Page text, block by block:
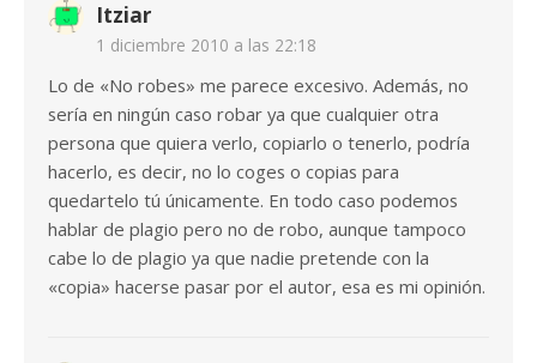
Itziar
1 diciembre 2010 a las 22:18
Lo de «No robes» me parece excesivo. Además, no
sería en ningún caso robar ya que cualquier otra
persona que quiera verlo, copiarlo o tenerlo, podría
hacerlo, es decir, no lo coges o copias para
quedartelo tú únicamente. En todo caso podemos
hablar de plagio pero no de robo, aunque tampoco
cabe lo de plagio ya que nadie pretende con la
«copia» hacerse pasar por el autor, esa es mi opinión.